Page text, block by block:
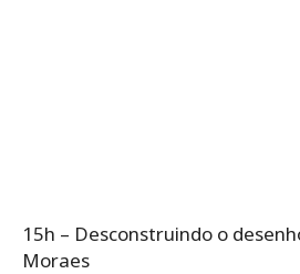
15h – Desconstruindo o
Moraes